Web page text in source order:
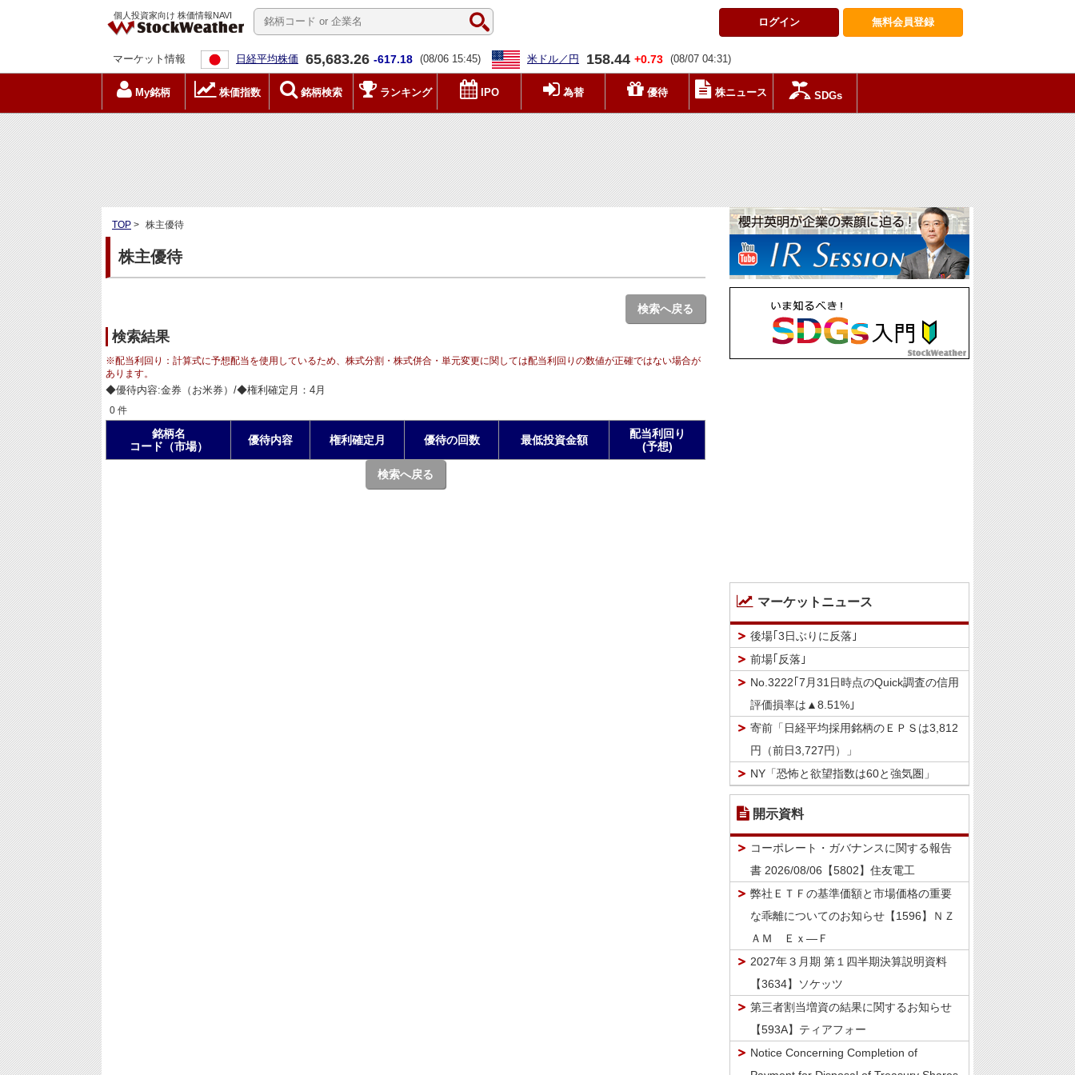
個人投資家向け 株価情報NAVI
無料会員登録
ログイン
マーケット情報 日経平均株価 65,683.26 -617.18 (08/06 15:45) 米ドル／円 158.44 +0.73 (08/07 04:31)
My銘柄 株価指数 銘柄検索 ランキング IPO 為替 優待 株ニュース SDGs
TOP > 株主優待
株主優待
検索へ戻る
検索結果
※配当利回り：計算式に予想配当を使用しているため、株式分割・株式併合・単元変更に関しては配当利回りの数値が正確ではない場合が
あります。
◆優待内容:金券（お米券）/◆権利確定月：4月
0 件
銘柄名
コード（市場）
優待内容 権利確定月 優待の回数 最低投資金額
配当利回り
(予想)
検索へ戻る
マーケットニュース
後場｢3日ぶりに反落｣
前場｢反落｣
No.3222｢7月31日時点のQuick調査の信用
評価損率は▲8.51%｣
寄前「日経平均採用銘柄のＥＰＳは3,812
円（前日3,727円）」
NY「恐怖と欲望指数は60と強気圏」
開示資料
コーポレート・ガバナンスに関する報告
書 2026/08/06【5802】住友電工
弊社ＥＴＦの基準価額と市場価格の重要
な乖離についてのお知らせ【1596】ＮＺ
ＡＭ Ｅｘ―Ｆ
2027年３月期 第１四半期決算説明資料
【3634】ソケッツ
第三者割当増資の結果に関するお知らせ
【593A】ティアフォー
Notice Concerning Completion of